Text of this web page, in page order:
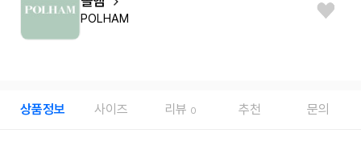
POLHAM
상품정보 사이즈 리뷰 0 추천 문의